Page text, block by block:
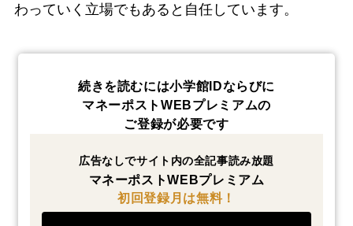
わっていく立場でもあると自任しています。
続きを読むには小学館IDならびに
マネーポストWEBプレミアムの
ご登録が必要です
広告なしでサイト内の全記事読み放題
マネーポストWEBプレミアム
初回登録月は無料！